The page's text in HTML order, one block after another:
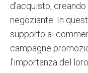
d’acquisto,
negoziante. In
supporto ai
campagne
l’importanza del